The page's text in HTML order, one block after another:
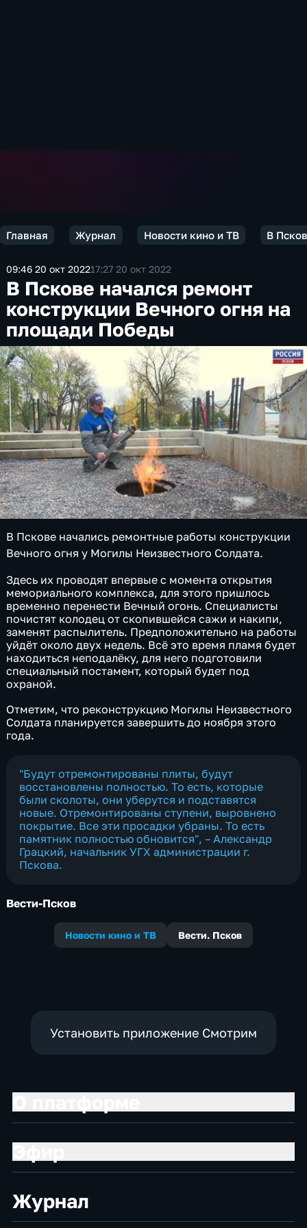
Главная Журнал Новости кино и ТВ В
09:46 20 окт 202217:27 20 окт 2022
В Пскове начался ремонт
конструкции Вечного огня на
площади Победы
В Пскове начались ремонтные работы конструкции
Вечного огня у Могилы Неизвестного Солдата.
Здесь их проводят впервые с момента открытия
мемориального комплекса, для этого пришлось
временно перенести Вечный огонь. Специалисты
почистят колодец от скопившейся сажи и накипи,
заменят распылитель. Предположительно на работы
уйдёт около двух недель. Всё это время пламя будет
находиться неподалёку, для него подготовили
специальный постамент, который будет под
охраной.
Отметим, что реконструкцию Могилы Неизвестного
Солдата планируется завершить до ноября этого
года.
"Будут отремонтированы плиты, будут
восстановлены полностью. То есть, которые
были сколоты, они уберутся и подставятся
новые. Отремонтированы ступени, выровнено
покрытие. Все эти просадки убраны. То есть
памятник полностью обновится", – Александр
Грацкий, начальник УГХ администрации г.
Пскова.
Вести-Псков
Новости кино и ТВ Вести. Псков
Установить приложение Смотрим
Журнал